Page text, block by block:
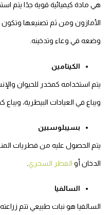
هي مادة كيميائية قوية جدًا يتم
الأمازون ومن ثم تصنيعها
وضعه في وعاء وتدخينه.
الكيتامين
يتم استخدامه كمخدر للحيوان
ويباع في العيادات البيطرية،
بسيبلوسبين
يتم الحصول عليه من فطريات
الدخان أو الفطر السحري
السالفيا
السالفيا هو نبات طبيعي تتم